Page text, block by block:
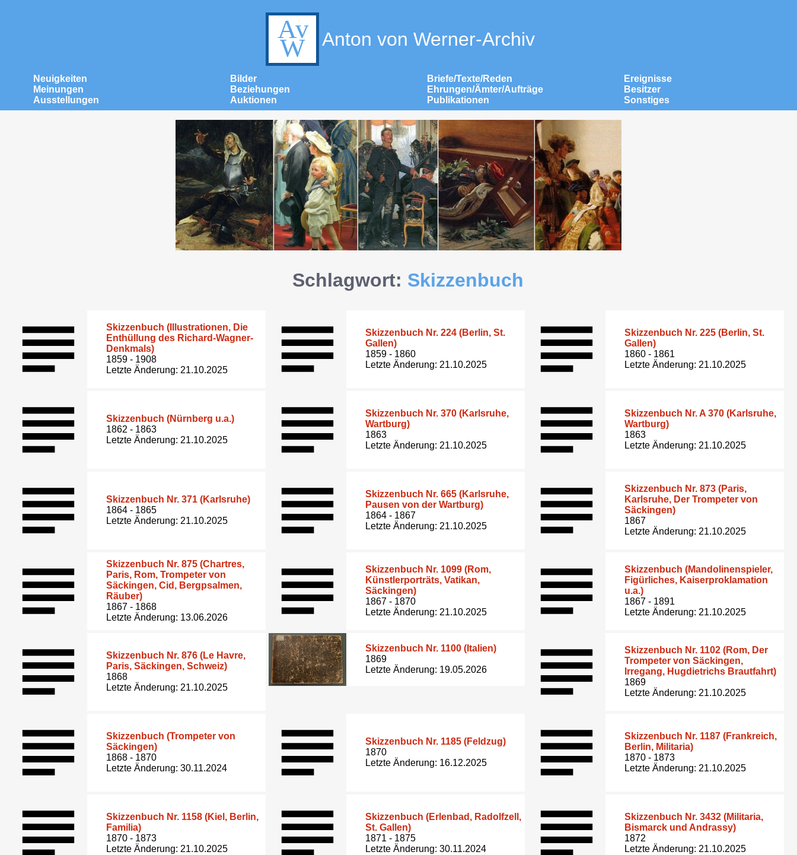
Anton von Werner-Archiv
Neuigkeiten Bilder Briefe/Texte/Reden
Ereignisse
Meinungen
Beziehungen Ehrungen/Ämter/Aufträge
Besitzer
Ausstellungen
Auktionen Publikationen Sonstiges
Schlagwort: Skizzenbuch
Skizzenbuch (Illustrationen, Die
Enthüllung des Richard-Wagner-
Denkmals)
1859 - 1908
Letzte Änderung: 21.10.2025
Skizzenbuch Nr. 224 (Berlin, St.
Gallen)
1859 - 1860
Letzte Änderung: 21.10.2025
Skizzenbuch Nr. 225 (Berlin, St.
Gallen)
1860 - 1861
Letzte Änderung: 21.10.2025
Skizzenbuch (Nürnberg u.a.)
1862 - 1863
Letzte Änderung: 21.10.2025
Skizzenbuch Nr. 370 (Karlsruhe,
Wartburg)
1863
Letzte Änderung: 21.10.2025
Skizzenbuch Nr. A 370 (Karlsruhe,
Wartburg)
1863
Letzte Änderung: 21.10.2025
Skizzenbuch Nr. 371 (Karlsruhe)
1864 - 1865
Letzte Änderung: 21.10.2025
Skizzenbuch Nr. 665 (Karlsruhe,
Pausen von der Wartburg)
1864 - 1867
Letzte Änderung: 21.10.2025
Skizzenbuch Nr. 873 (Paris,
Karlsruhe, Der Trompeter von
Säckingen)
1867
Letzte Änderung: 21.10.2025
Skizzenbuch Nr. 875 (Chartres,
Paris, Rom, Trompeter von
Säckingen, Cid, Bergpsalmen,
Räuber)
1867 - 1868
Letzte Änderung: 13.06.2026
Skizzenbuch Nr. 1099 (Rom,
Künstlerporträts, Vatikan,
Säckingen)
1867 - 1870
Letzte Änderung: 21.10.2025
Skizzenbuch (Mandolinenspieler,
Figürliches, Kaiserproklamation
u.a.)
1867 - 1891
Letzte Änderung: 21.10.2025
Skizzenbuch Nr. 876 (Le Havre,
Paris, Säckingen, Schweiz)
1868
Letzte Änderung: 21.10.2025
Skizzenbuch Nr. 1100 (Italien)
1869
Letzte Änderung: 19.05.2026
Skizzenbuch Nr. 1102 (Rom, Der
Trompeter von Säckingen,
Irregang, Hugdietrichs Brautfahrt)
1869
Letzte Änderung: 21.10.2025
Skizzenbuch (Trompeter von
Säckingen)
1868 - 1870
Letzte Änderung: 30.11.2024
Skizzenbuch Nr. 1185 (Feldzug)
1870
Letzte Änderung: 16.12.2025
Skizzenbuch Nr. 1187 (Frankreich,
Berlin, Militaria)
1870 - 1873
Letzte Änderung: 21.10.2025
Skizzenbuch Nr. 1158 (Kiel, Berlin,
Familia)
1870 - 1873
Letzte Änderung: 21.10.2025
Skizzenbuch (Erlenbad, Radolfzell,
St. Gallen)
1871 - 1875
Letzte Änderung: 30.11.2024
Skizzenbuch Nr. 3432 (Militaria,
Bismarck und Andrassy)
1872
Letzte Änderung: 21.10.2025